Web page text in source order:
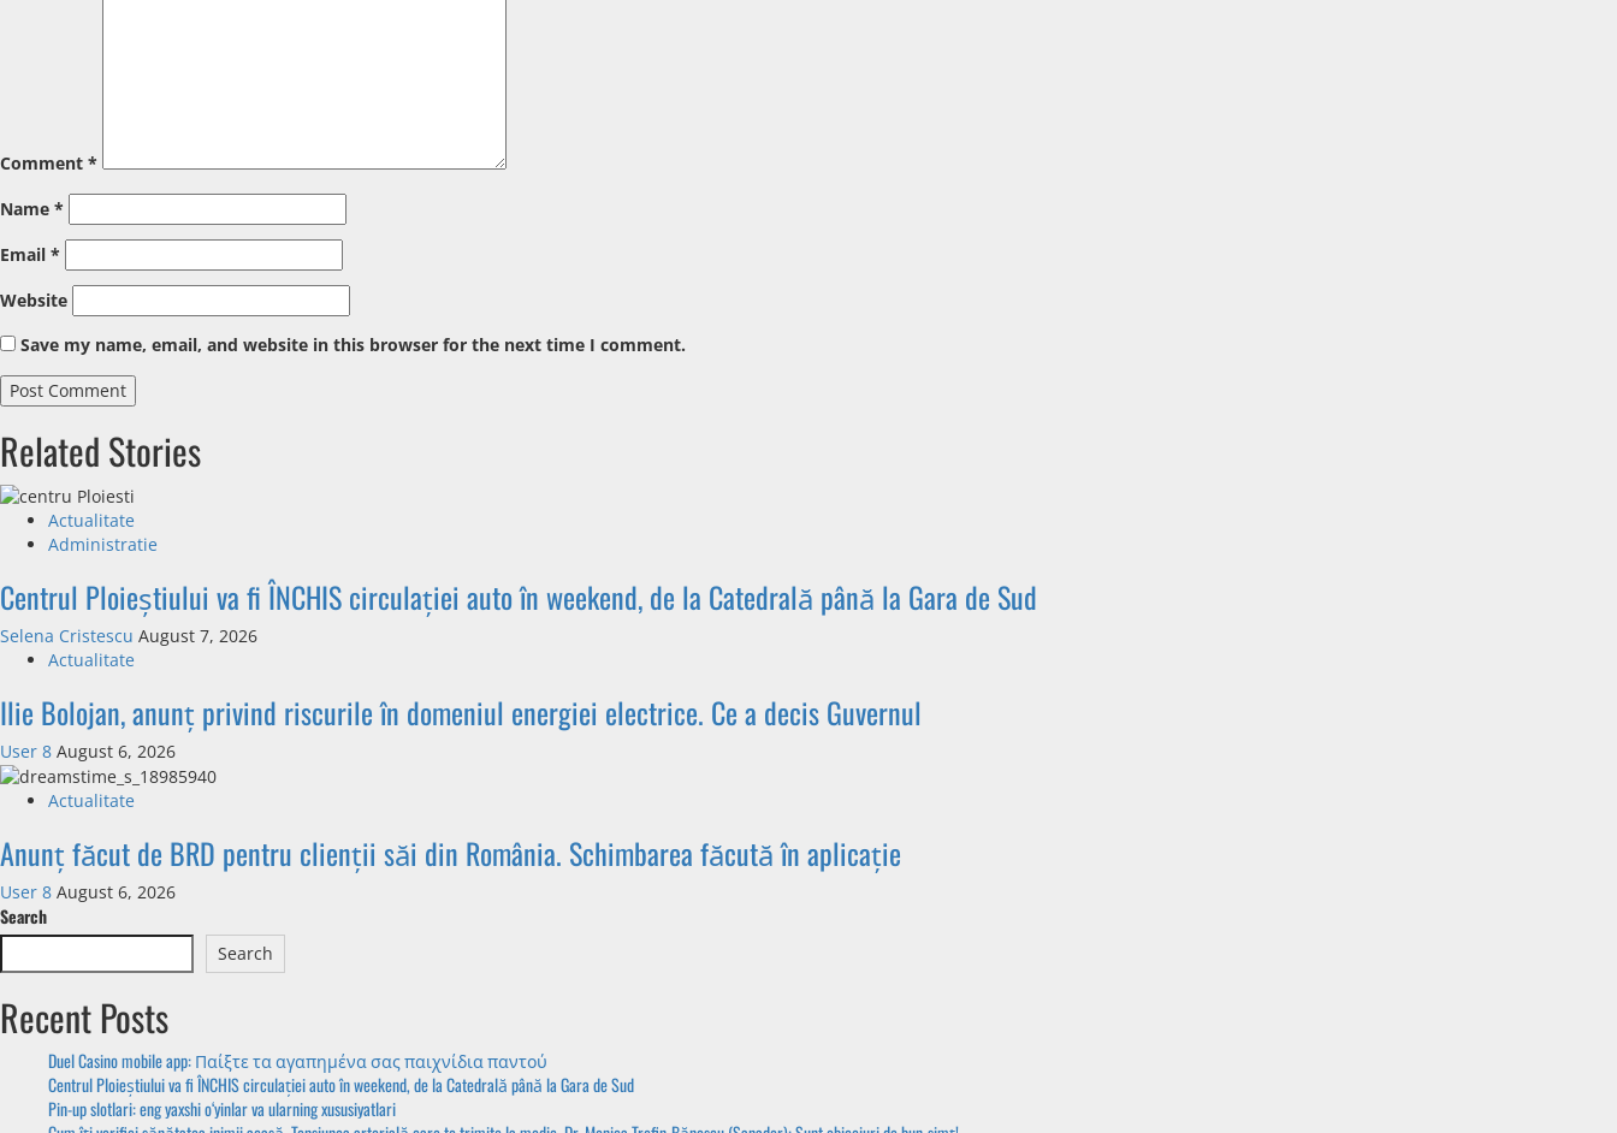
Comment *
Name *
Email *
Website
Save my name, email, and website in this browser for the next time I comment.
Related Stories
Actualitate
Administratie
Centrul Ploieștiului va fi ÎNCHIS circulației auto în weekend, de la Catedrală până la Gara de Sud
Selena Cristescu August 7, 2026
Actualitate
Ilie Bolojan, anunț privind riscurile în domeniul energiei electrice. Ce a decis Guvernul
User 8 August 6, 2026
Actualitate
Anunț făcut de BRD pentru clienții săi din România. Schimbarea făcută în aplicație
User 8 August 6, 2026
Search
Search
Recent Posts
Duel Casino mobile app: Παίξτε τα αγαπημένα σας παιχνίδια παντού
Centrul Ploieștiului va fi ÎNCHIS circulației auto în weekend, de la Catedrală până la Gara de Sud
Pin-up slotlari: eng yaxshi o‘yinlar va ularning xususiyatlari